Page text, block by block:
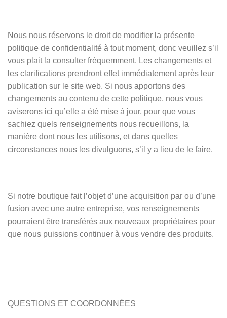
Nous nous réservons le droit de modifier la présente
politique de confidentialité à tout moment, donc veuillez s’il
vous plait la consulter fréquemment. Les changements et
les clarifications prendront effet immédiatement après leur
publication sur le site web. Si nous apportons des
changements au contenu de cette politique, nous vous
aviserons ici qu’elle a été mise à jour, pour que vous
sachiez quels renseignements nous recueillons, la
manière dont nous les utilisons, et dans quelles
circonstances nous les divulguons, s’il y a lieu de le faire.
Si notre boutique fait l’objet d’une acquisition par ou d’une
fusion avec une autre entreprise, vos renseignements
pourraient être transférés aux nouveaux propriétaires pour
que nous puissions continuer à vous vendre des produits.
QUESTIONS ET COORDONNÉES